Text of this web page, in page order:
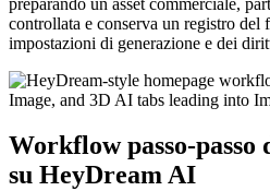
controllata e conserva un registro del
impostazioni di generazione e dei
Workflow passo-passo
su HeyDream AI